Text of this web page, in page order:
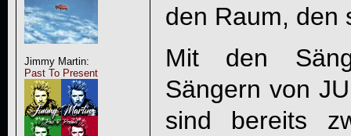
Jimmy Martin:
Past To Present
den Raum, den
Mit den
Sängern von
sind bereits